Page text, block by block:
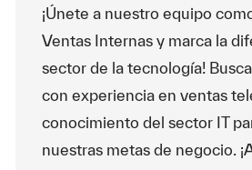
¡Únete a nuestro equipo
Ventas Internas y marca la
sector de la tecnología!
con experiencia en ventas
conocimiento del sector IT
nuestras metas de negocio.